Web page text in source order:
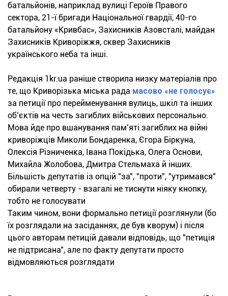
батальйонів, наприклад вулиці Героїв Правого
сектора, 21-ї бригади Національної гвардії, 40-го
батальйону «Кривбас», Захисників Азовсталі, майдан
Захисників Криворіжжя, сквер Захисників
українського неба та інші.
Редакція 1kr.ua раніше створила низку матеріалів про
те, що Криворізька міська рада масово «не голосує»
за петиції про перейменування вулиць, шкіл та інших
об’єктів на честь загиблих військових персонально.
Мова йде про вшанування пам’яті загиблих на війні
криворіжців Миколи Бондаренка, Єгора Біркуна,
Олексія Різниченка, Івана Покідька, Олега Основи,
Михайла Жолобова, Дмитра Стельмаха й інших.
Більшість депутатів із опцій "за", "проти", "утримався"
обирали четверту - взагалі не тиснути ніяку кнопку,
тобто не голосувати
Таким чином, вони формально петиції розглянули (бо
їх розглядали на засіданнях, де був кворум) і після
цього авторам петицій давали відповідь, що "петиція
не підтрисана", але по факту депутати просто
відмовляються розглядати